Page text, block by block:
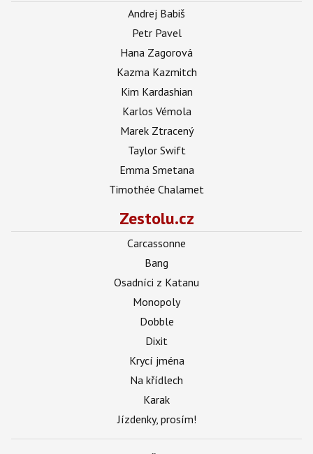
Andrej Babiš
Petr Pavel
Hana Zagorová
Kazma Kazmitch
Kim Kardashian
Karlos Vémola
Marek Ztracený
Taylor Swift
Emma Smetana
Timothée Chalamet
Zestolu.cz
Carcassonne
Bang
Osadníci z Katanu
Monopoly
Dobble
Dixit
Krycí jména
Na křídlech
Karak
Jízdenky, prosím!